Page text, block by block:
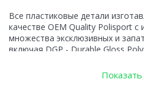
Все пластиковые детали
качестве OEM Quality Polisport с
множества эксклюзивных и
включая DGP - Durable Gloss
высокие показатели
эластичности, сохраняя при